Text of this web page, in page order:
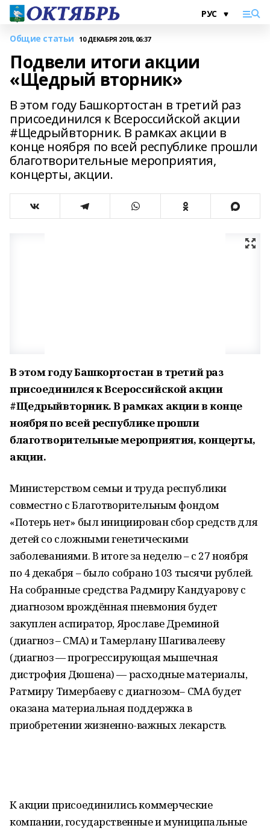
Общие статьи 10 ДЕКАБРЯ 2018, 06:37
Подвели итоги акции
«Щедрый вторник»
В этом году Башкортостан в третий раз
присоединился к Всероссийской акции
#Щедрыйвторник. В рамках акции в
конце ноября по всей республике прошли
благотворительные мероприятия,
концерты, акции.
В этом году Башкортостан в третий раз
присоединился к Всероссийской акции
#Щедрыйвторник. В рамках акции в конце
ноября по всей республике прошли
благотворительные мероприятия, концерты,
акции.
Министерством семьи и труда республики
совместно с Благотворительным фондом
«Потерь нет» был инициирован сбор средств для
детей со сложными генетическими
заболеваниями. В итоге за неделю – с 27 ноября
по 4 декабря – было собрано 103 тысячи рублей.
На собранные средства Радмиру Кандуарову с
диагнозом врождённая пневмония будет
закуплен аспиратор, Ярославе Дреминой
(диагноз – СМА) и Тамерлану Шагивалееву
(диагноз — прогрессирующая мышечная
дистрофия Дюшена) — расходные материалы,
Ратмиру Тимербаеву с диагнозом– СМА будет
оказана материальная поддержка в
приобретении жизненно-важных лекарств.
К акции присоединились коммерческие
компании, государственные и муниципальные